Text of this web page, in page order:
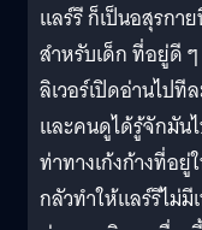
แลร์รี ก็เป็นอสุรกา
สำหรับเด็ก ที่อยู่ดี
ลิเวอร์เปิดอ่านไปที
และคนดูได้รู้จักมัน
ท่าทางเก้งก้างที่อ
กลัวทำให้แลร์รีไม่มี